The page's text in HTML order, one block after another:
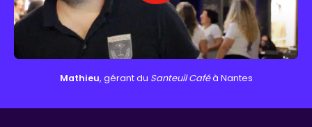
Mathieu, gérant du Santeuil Caféà Nantes